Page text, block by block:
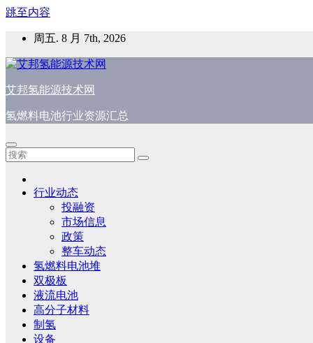
跳至内容
周五. 8 月 7th, 2026
艾邦氢能源技术网
氢燃料电池行业资源汇总
行业动态
投融资
市场信息
政策
整车动态
氢燃料电池堆
双极板
液流电池
高分子材料
制氢
设备